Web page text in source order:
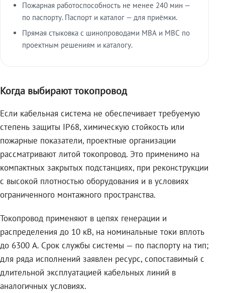
Пожарная работоспособность не менее 240 мин —
по паспорту. Паспорт и каталог — для приёмки.
Прямая стыковка с шинопроводами МВА и МВС по
проектным решениям и каталогу.
Когда выбирают токопровод
Если кабельная система не обеспечивает требуемую
степень защиты IP68, химическую стойкость или
пожарные показатели, проектные организации
рассматривают литой токопровод. Это применимо на
компактных закрытых подстанциях, при реконструкции
с высокой плотностью оборудования и в условиях
ограниченного монтажного пространства.
Токопровод применяют в цепях генерации и
распределения до 10 кВ, на номинальные токи вплоть
до 6300 А. Срок службы системы — по паспорту на тип;
для ряда исполнений заявлен ресурс, сопоставимый с
длительной эксплуатацией кабельных линий в
аналогичных условиях.